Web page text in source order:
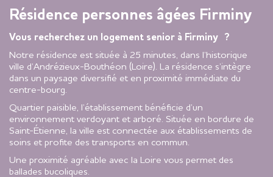
Résidence personnes âgées Firminy
Vous recherchez un logement senior à Firminy ?
Notre résidence est située à 25 minutes, dans l’historique
ville d’Andrézieux-Bouthéon (Loire). La résidence s’intègre
dans un paysage diversifié et en proximité immédiate du
centre-bourg.
Quartier paisible, l’établissement bénéficie d’un
environnement verdoyant et arboré. Située en bordure de
Saint-Étienne, la ville est connectée aux établissements de
soins et profite des transports en commun.
Une proximité agréable avec la Loire vous permet des
ballades bucoliques.